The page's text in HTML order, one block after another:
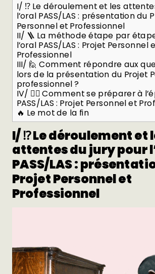
I/ ⁉️ Le déroulement et les
l’oral PASS/LAS : présentation du
Personnel et Professionnel
II/ 🪜 La méthode étape par
l’oral PASS/LAS : Projet Personnel
Professionnel
III/ 🙋 Comment répondre aux
lors de la présentation du Projet
professionnel ?
IV/ 🏋️‍♂️ Comment se préparer à
PASS/LAS : Projet Personnel et
🔥 Le mot de la fin
I/ ⁉️ Le déroulement et
attentes du jury pour
PASS/LAS :
Projet Personnel et
Professionnel